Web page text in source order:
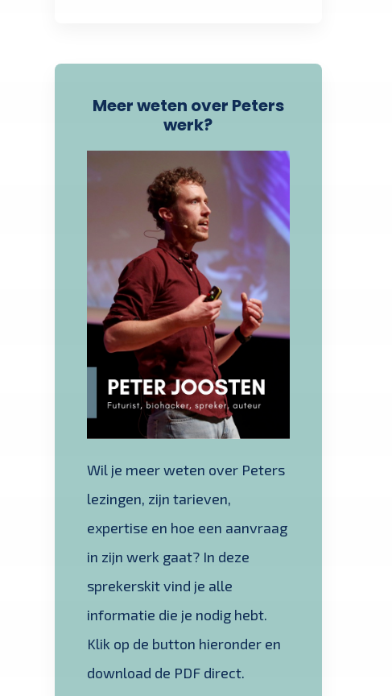
Meer weten over Peters
werk?
Wil je meer weten over Peters
lezingen, zijn tarieven,
expertise en hoe een aanvraag
in zijn werk gaat? In deze
sprekerskit vind je alle
informatie die je nodig hebt.
Klik op de button hieronder en
download de PDF direct.